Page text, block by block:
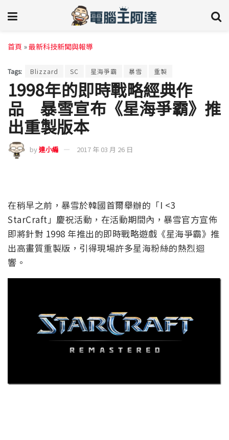
首頁 »最新科技新聞與報導
Tags: Blizzard SC 星海爭霸 暴雪 重製
1998年的即時戰略經典作
品 暴雪宣布《星海爭霸》推
出重製版本
by達小編 2017 年 03 月 26 日
在稍早之前，暴雪於韓國首爾舉辦的「I <3
StarCraft」慶祝活動，在活動期間內，暴雪官方宣佈
即將針對 1998 年推出的即時戰略遊戲《星海爭霸》推
出高畫質重製版，引得現場許多星海粉絲的熱烈迴
響。